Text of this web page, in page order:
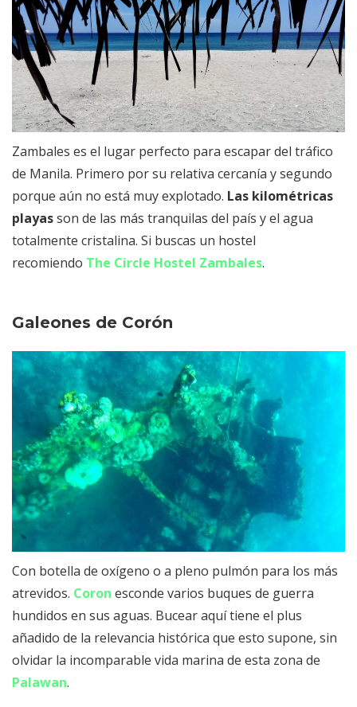
Zambales es el lugar perfecto para escapar del tráfico
de Manila. Primero por su relativa cercanía y segundo
porque aún no está muy explotado. Las kilométricas
playasson de las más tranquilas del país y el agua
totalmente cristalina. Si buscas un hostel
recomiendo The Circle Hostel Zambales.
Galeones de Corón
Con botella de oxígeno o a pleno pulmón para los más
atrevidos. Coron esconde varios buques de guerra
hundidos en sus aguas. Bucear aquí tiene el plus
añadido de la relevancia histórica que esto supone, sin
olvidar la incomparable vida marina de esta zona de
Palawan.